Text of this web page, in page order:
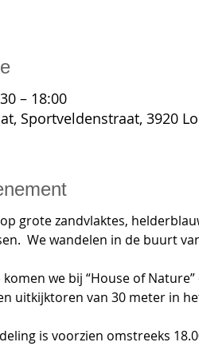
– 18:00
Sportveldenstraat, 3920
grote zandvlaktes,
We wandelen in de buurt
we bij “House of
uitkijktoren van 30 meter in
is voorzien omstreeks